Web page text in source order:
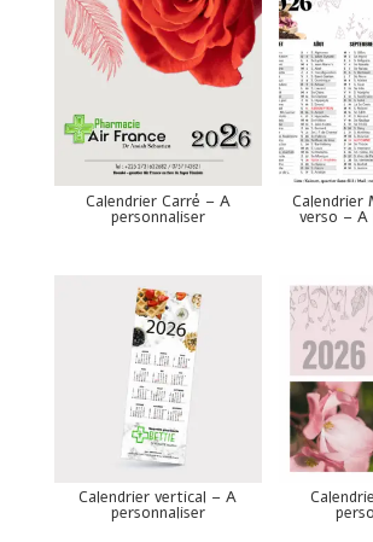
Calendrier Carré – A
personnaliser
Calendrier
verso – A
Calendrier vertical – A
personnaliser